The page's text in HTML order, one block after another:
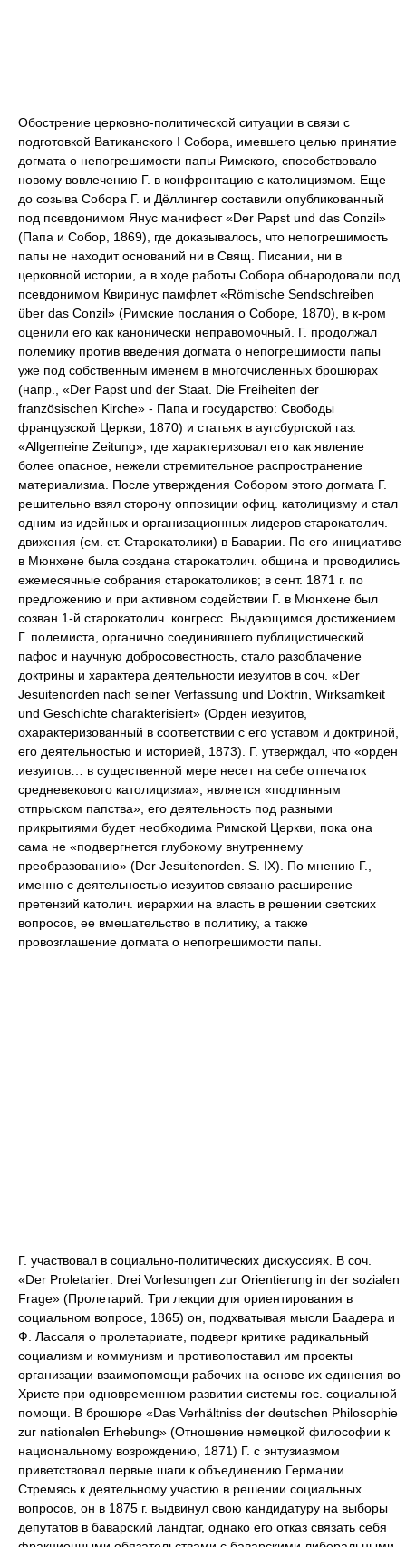
Обострение церковно-политической ситуации в связи с
подготовкой Ватиканского I Собора, имевшего целью принятие
догмата о непогрешимости папы Римского, способствовало
новому вовлечению Г. в конфронтацию с католицизмом. Еще
до созыва Собора Г. и Дёллингер составили опубликованный
под псевдонимом Янус манифест «Der Papst und das Conzil»
(Папа и Собор, 1869), где доказывалось, что непогрешимость
папы не находит оснований ни в Свящ. Писании, ни в
церковной истории, а в ходе работы Собора обнародовали под
псевдонимом Квиринус памфлет «Römische Sendschreiben
über das Conzil» (Римские послания о Соборе, 1870), в к-ром
оценили его как канонически неправомочный. Г. продолжал
полемику против введения догмата о непогрешимости папы
уже под собственным именем в многочисленных брошюрах
(напр., «Der Papst und der Staat. Die Freiheiten der
französischen Kirche» - Папа и государство: Свободы
французской Церкви, 1870) и статьях в аугсбургской газ.
«Allgemeine Zeitung», где характеризовал его как явление
более опасное, нежели стремительное распространение
материализма. После утверждения Собором этого догмата Г.
решительно взял сторону оппозиции офиц. католицизму и стал
одним из идейных и организационных лидеров старокатолич.
движения (см. ст. Старокатолики) в Баварии. По его инициативе
в Мюнхене была создана старокатолич. община и проводились
ежемесячные собрания старокатоликов; в сент. 1871 г. по
предложению и при активном содействии Г. в Мюнхене был
созван 1-й старокатолич. конгресс. Выдающимся достижением
Г. полемиста, органично соединившего публицистический
пафос и научную добросовестность, стало разоблачение
доктрины и характера деятельности иезуитов в соч. «Der
Jesuitenorden nach seiner Verfassung und Doktrin, Wirksamkeit
und Geschichte charakterisiert» (Орден иезуитов,
охарактеризованный в соответствии с его уставом и доктриной,
его деятельностью и историей, 1873). Г. утверждал, что «орден
иезуитов… в существенной мере несет на себе отпечаток
средневекового католицизма», является «подлинным
отпрыском папства», его деятельность под разными
прикрытиями будет необходима Римской Церкви, пока она
сама не «подвергнется глубокому внутреннему
преобразованию» (Der Jesuitenorden. S. IX). По мнению Г.,
именно с деятельностью иезуитов связано расширение
претензий католич. иерархии на власть в решении светских
вопросов, ее вмешательство в политику, а также
провозглашение догмата о непогрешимости папы.
Г. участвовал в социально-политических дискуссиях. В соч.
«Der Proletarier: Drei Vorlesungen zur Orientierung in der sozialen
Frage» (Пролетарий: Три лекции для ориентирования в
социальном вопросе, 1865) он, подхватывая мысли Баадера и
Ф. Лассаля о пролетариате, подверг критике радикальный
социализм и коммунизм и противопоставил им проекты
организации взаимопомощи рабочих на основе их единения во
Христе при одновременном развитии системы гос. социальной
помощи. В брошюре «Das Verhältniss der deutschen Philosophie
zur nationalen Erhebung» (Отношение немецкой философии к
национальному возрождению, 1871) Г. с энтузиазмом
приветствовал первые шаги к объединению Германии.
Стремясь к деятельному участию в решении социальных
вопросов, он в 1875 г. выдвинул свою кандидатуру на выборы
депутатов в баварский ландтаг, однако его отказ связать себя